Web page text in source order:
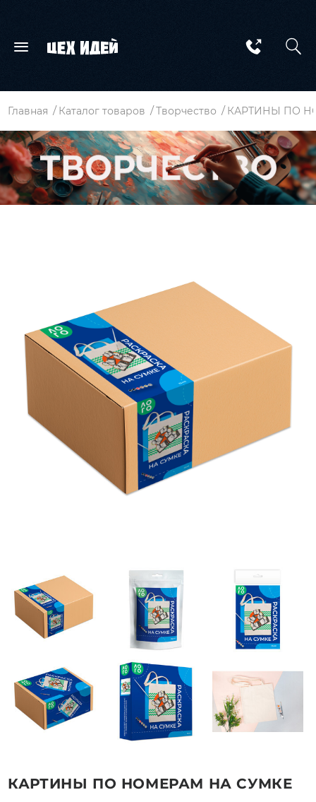
Главная Каталог товаров Творчество КАРТИНЫ ПО
КАРТИНЫ ПО НОМЕРАМ НА СУМКЕ